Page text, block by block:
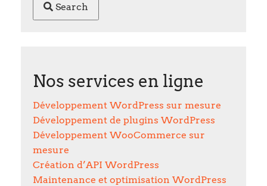
Search
Nos services en ligne
Développement WordPress sur mesure
Développement de plugins WordPress
Développement WooCommerce sur
mesure
Création d’API WordPress
Maintenance et optimisation WordPress